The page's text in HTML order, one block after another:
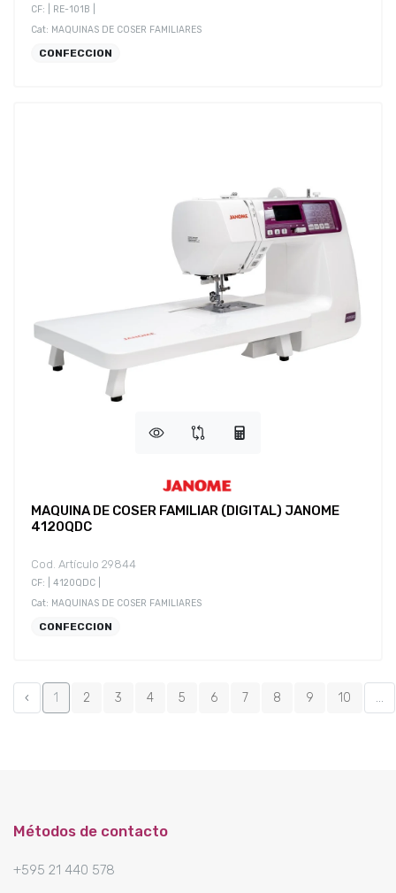
CF: | RE-101B |
Cat: MAQUINAS DE COSER FAMILIARES
CONFECCION
MAQUINA DE COSER FAMILIAR (DIGITAL) JANOME
4120QDC
Cod. Artículo 29844
CF: | 4120QDC |
Cat: MAQUINAS DE COSER FAMILIARES
CONFECCION
‹ 1 2 3 4 5 6 7 8 9 10 ...
Métodos de contacto
+595 21 440 578